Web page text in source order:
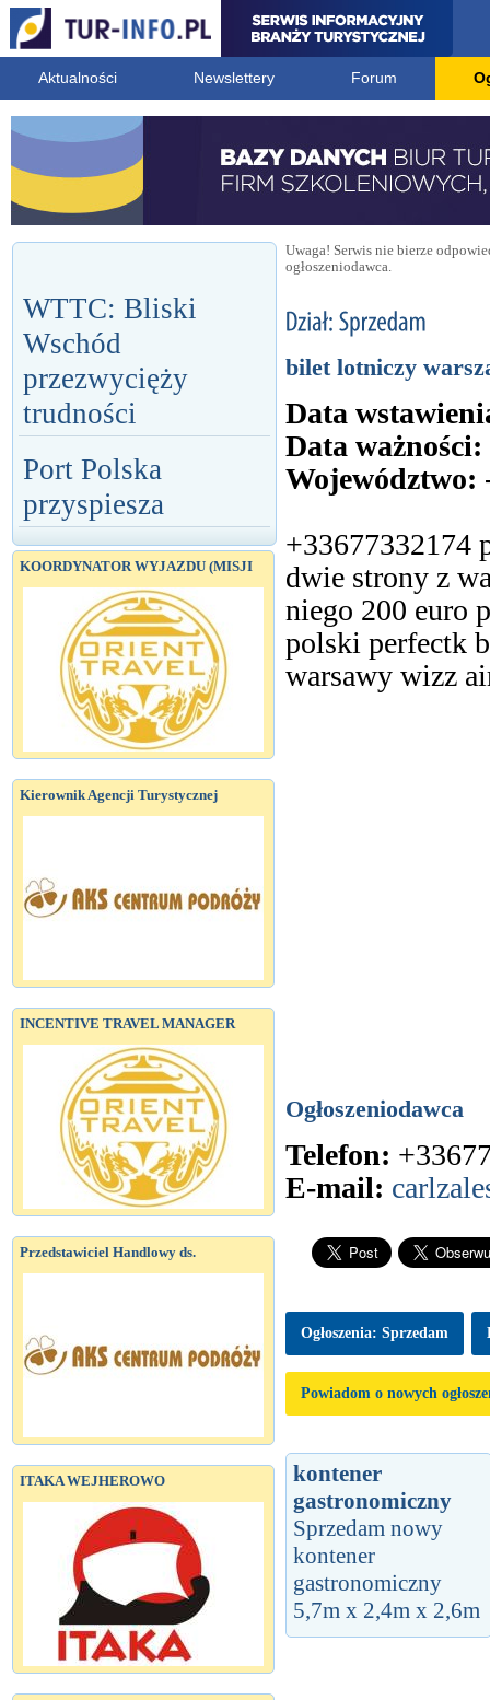
Aktualności Newslettery Forum
WTTC: Bliski
Wschód
przezwycięży
trudności
Port Polska
przyspiesza
KOORDYNATOR WYJAZDU (MISJI
Kierownik Agencji Turystycznej
INCENTIVE TRAVEL MANAGER
Przedstawiciel Handlowy ds.
ITAKA WEJHEROWO
Uwaga! Serwis nie bierze
ogłoszeniodawca.
bilet lotniczy
Data
Data ważności:
Województwo:
+33677332174
dwie strony z
niego 200 euro
polski perfectk
warsawy wizz
Ogłoszeniodawca
Telefon:
E-mail:
Ogłoszenia: Sprzedam
Powiadom o nowych
kontener
gastronomiczny
Sprzedam nowy
kontener
gastronomiczny
5,7m x 2,4m x 2,6m